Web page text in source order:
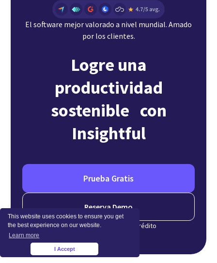
This website uses cookies to ensure you get
the best experience on our website.
Learn more
I Accept
El software mejor valorado a nivel mundial. Amado
por los clientes.
Logre una
productividad
sostenible con
Insightful
Prueba Gratis
Reserva Demo
No se requiere tarjeta de crédito